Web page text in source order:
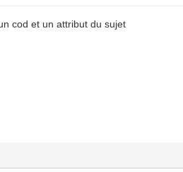
cod et un attribut du sujet